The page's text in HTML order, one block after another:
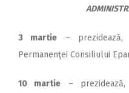
3 martie – prezidează,
Permanenţei Consiliului
10 martie –